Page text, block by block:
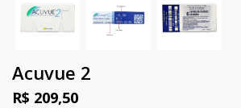
Acuvue 2
R$ 209,50